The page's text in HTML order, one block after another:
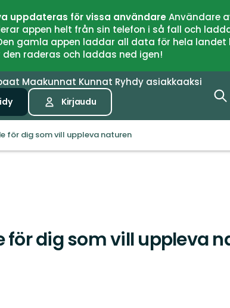
uppdateras för vissa användareAnvändare
appen helt från sin telefon i så fall och
gamla appen laddar all data för hela
raderas och laddas ned igen!
Maakunnat Kunnat Ryhdy asiakkaaksi
Kirjaudu
för dig som vill uppleva naturen
dig som vill uppleva